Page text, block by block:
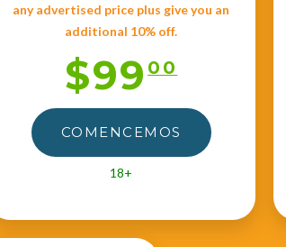
any advertised price plus give you an
additional 10% off.
$9900
COMENCEMOS
18+